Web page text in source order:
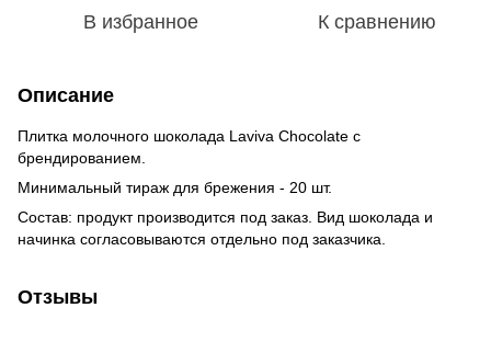
В избранное К сравнению
Описание
Плитка молочного шоколада Laviva Chocolate с
брендированием.
Минимальный тираж для брежения - 20 шт.
Состав: продукт производится под заказ. Вид шоколада и
начинка согласовываются отдельно под заказчика.
Отзывы